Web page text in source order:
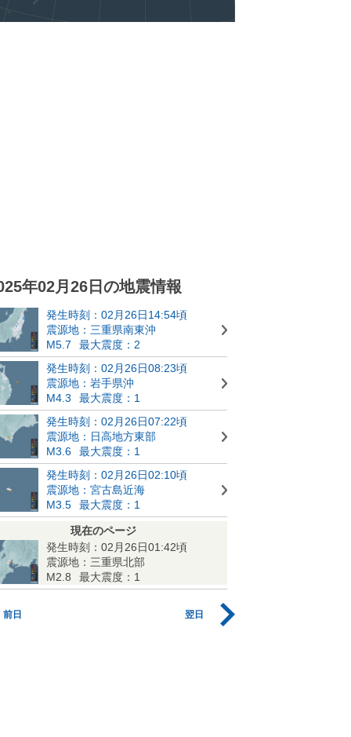
年02月26日の地震情報
発生時刻：02月26日14:54頃
震源地：三重県南東沖
M5.7
最大震度：2
発生時刻：02月26日08:23頃
震源地：岩手県沖
M4.3
最大震度：1
発生時刻：02月26日07:22頃
震源地：日高地方東部
M3.6
最大震度：1
発生時刻：02月26日02:10頃
震源地：宮古島近海
M3.5
最大震度：1
現在のページ
発生時刻：02月26日01:42頃
震源地：三重県北部
M2.8
最大震度：1
前日 翌日